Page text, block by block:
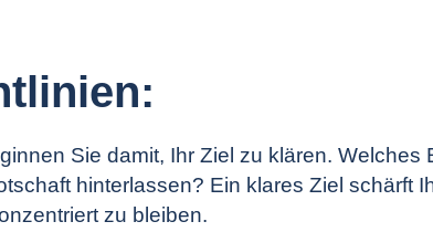
Sie damit, Ihr Ziel zu klären.
hinterlassen? Ein klares Ziel schärft
zu bleiben.